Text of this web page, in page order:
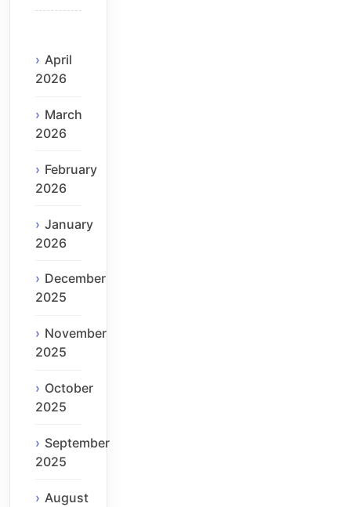
April
2026
March
2026
February
2026
January
2026
December
2025
November
2025
October
2025
September
2025
August